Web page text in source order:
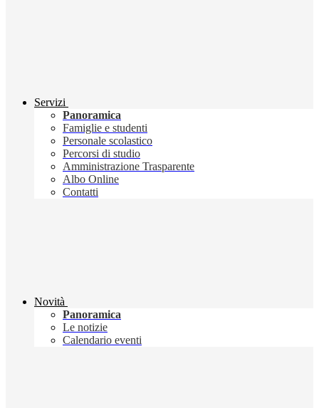
Servizi
Panoramica
Famiglie e studenti
Personale scolastico
Percorsi di studio
Amministrazione Trasparente
Albo Online
Contatti
Novità
Panoramica
Le notizie
Calendario eventi